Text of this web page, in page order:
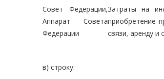
Совет Федерации,
Аппарат Совета
Федерации
Затраты на
приобретение
связи, аренду и
в) строку: